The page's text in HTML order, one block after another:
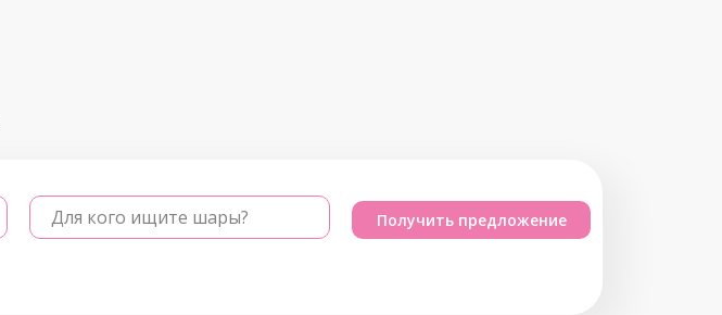
Для кого ищите шары? Получить предложение